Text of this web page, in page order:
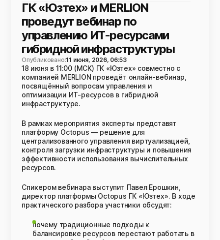
ГК «Юзтех» и MERLION
проведут вебинар по
управлению ИТ-ресурсами
гибридной инфраструктуры
Опубликовано:11 июня, 2026, 06:53
18 июня в 11:00 (МСК) ГК «Юзтех» совместно с
компанией MERLION проведёт онлайн-вебинар,
посвящённый вопросам управления и
оптимизации ИТ-ресурсов в гибридной
инфраструктуре.
В рамках мероприятия эксперты представят
платформу Octopus — решение для
централизованного управления виртуализацией,
контроля загрузки инфраструктуры и повышения
эффективности использования вычислительных
ресурсов.
Спикером вебинара выступит Павел Ерошкин,
директор платформы Octopus ГК «Юзтех». В ходе
практического разбора участники обсудят:
почему традиционные подходы к
балансировке ресурсов перестают работать в